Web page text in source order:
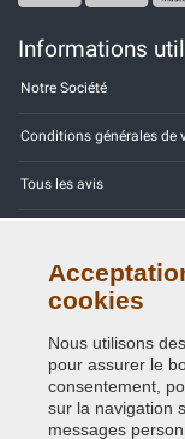
Informations
Notre Société
Conditions générales de
Tous les avis
Contactez-nous
Politique de
cookies
Nous utilisons
pour assurer le
consentement,
sur la navigation
messages